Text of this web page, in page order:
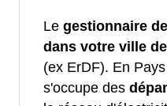
Le gestionnaire
dans votre ville
(ex ErDF). En
s'occupe des